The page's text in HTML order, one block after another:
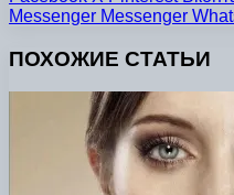
Messenger Messenger
ПОХОЖИЕ СТАТЬИ